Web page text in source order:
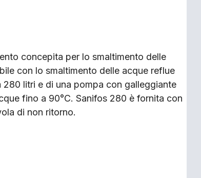
concepita per lo smaltimento delle
con lo smaltimento delle acque reflue
litri e di una pompa con galleggiante
fino a 90°C. Sanifos 280 è fornita con
di non ritorno.